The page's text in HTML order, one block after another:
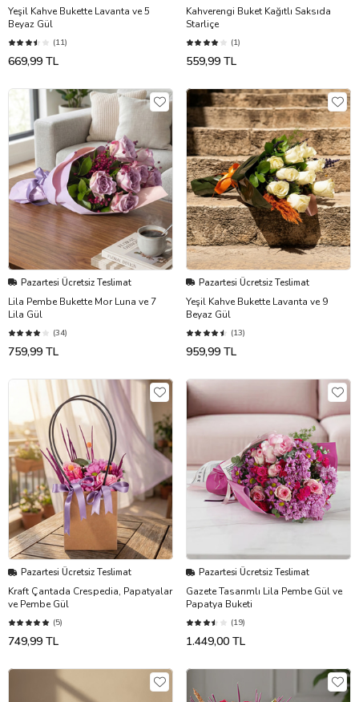
Yeşil Kahve Bukette Lavanta ve 5
Beyaz Gül
(11)
669,99 TL
Kahverengi Buket Kağıtlı Saksıda
Starliçe
(1)
559,99 TL
Pazartesi Ücretsiz Teslimat
Lila Pembe Bukette Mor Luna ve 7
Lila Gül
(34)
759,99 TL
Pazartesi Ücretsiz Teslimat
Yeşil Kahve Bukette Lavanta ve 9
Beyaz Gül
(13)
959,99 TL
Pazartesi Ücretsiz Teslimat
Kraft Çantada Crespedia, Papatyalar
ve Pembe Gül
(5)
749,99 TL
Pazartesi Ücretsiz Teslimat
Gazete Tasarımlı Lila Pembe Gül ve
Papatya Buketi
(19)
1.449,00 TL